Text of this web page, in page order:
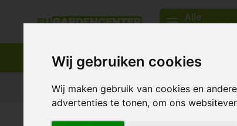
Wij gebruiken cookies
Wij maken gebruik van cookies en
advertenties te tonen, om ons
Alle
Passend assortiment Levering in heel